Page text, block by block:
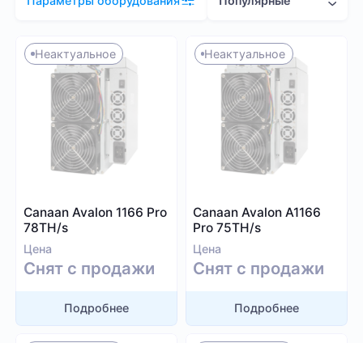
TH/s MH/s GH/s
Неактуальное
Canaan Avalon 1166 Pro
78TH/s
Цена
Снят с продажи
Подробнее
Неактуальное
Canaan Avalon A1166
Pro 75TH/s
Цена
Снят с продажи
Подробнее